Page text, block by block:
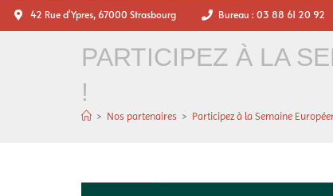
42 Rue d'Ypres, 67000 Strasbourg Bureau : 03 88 61 20 92
PARTICIPEZ À LA
!
> Nos partenaires > Participez à la Semaine